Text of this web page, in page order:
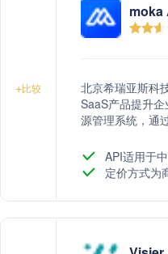
+比较
moka
北京希瑞亚斯科
SaaS产品提升
源管理系统，通
客户信赖。
API适用于
定价方式为